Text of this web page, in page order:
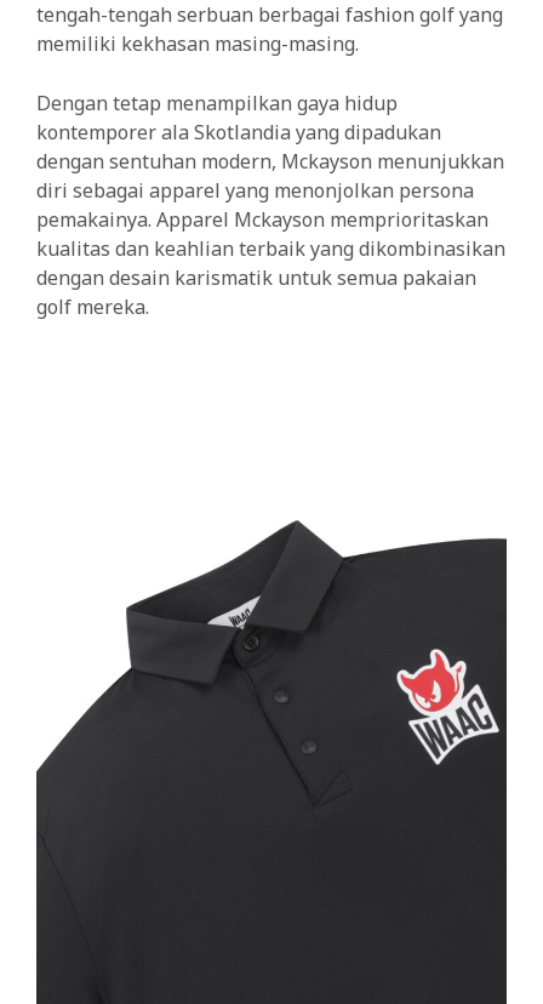
tengah-tengah serbuan berbagai fashion golf yang
memiliki kekhasan masing-masing.
Dengan tetap menampilkan gaya hidup
kontemporer ala Skotlandia yang dipadukan
dengan sentuhan modern, Mckayson menunjukkan
diri sebagai apparel yang menonjolkan persona
pemakainya. Apparel Mckayson memprioritaskan
kualitas dan keahlian terbaik yang dikombinasikan
dengan desain karismatik untuk semua pakaian
golf mereka.